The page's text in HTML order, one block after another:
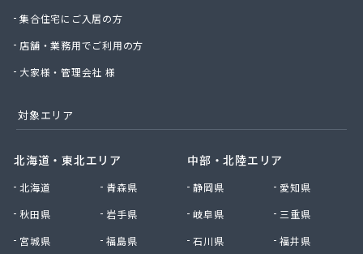
集合住宅にご入居の方
店舗・業務用でご利用の方
大家様・管理会社 様
対象エリア
北海道・東北エリア
北海道
青森県
秋田県
岩手県
宮城県
福島県
中部・北陸エリア
静岡県
愛知県
岐阜県
三重県
石川県
福井県